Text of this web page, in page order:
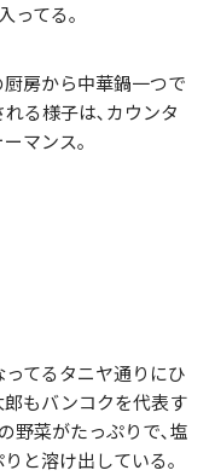
ってる｡
房から中華鍋一つで
る様子は､カウンタ
マンス｡
てるタニヤ通りにひ
もバンコクを代表す
野菜がたっぷりで､塩
と溶け出している｡